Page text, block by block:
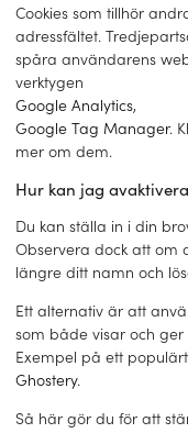
Cookies som tillhör
adressfältet.
spåra användarens
verktygen
Google Analytics,
Google Tag Manager.
mer om dem.
Hur kan jag
Du kan ställa in i din
Observera dock att om
längre ditt namn och
Ett alternativ är att
som både visar och ger
Exempel på ett
Ghostery.
Så här gör du för att